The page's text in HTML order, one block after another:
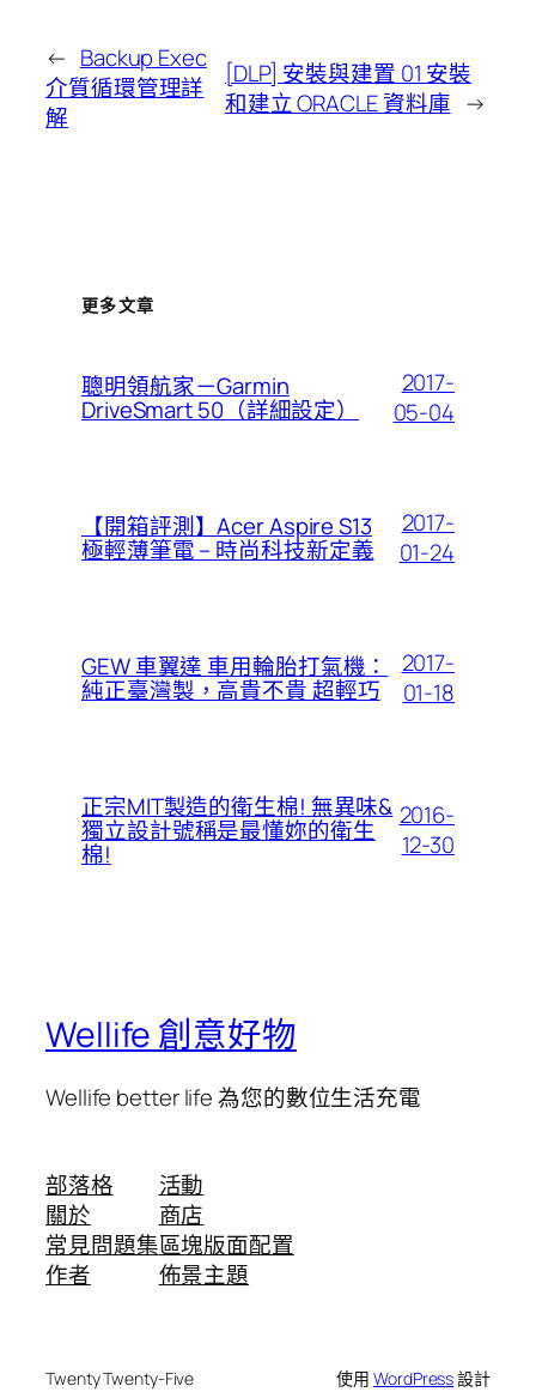
← Backup Exec
介質循環管理詳
解
[DLP] 安裝與建置 01 安裝
和建立 ORACLE 資料庫 →
更多文章
聰明領航家－Garmin
DriveSmart 50（詳細設定）
2017-
05-04
【開箱評測】Acer Aspire S13
極輕薄筆電 – 時尚科技新定義
2017-
01-24
GEW 車翼達 車用輪胎打氣機：
純正臺灣製，高貴不貴 超輕巧
2017-
01-18
正宗MIT製造的衛生棉! 無異味&
獨立設計號稱是最懂妳的衛生
棉!
2016-
12-30
Wellife 創意好物
Wellife better life 為您的數位生活充電
部落格
關於
常見問題集
作者
活動
商店
區塊版面配置
佈景主題
Twenty Twenty-Five 使用WordPress設計